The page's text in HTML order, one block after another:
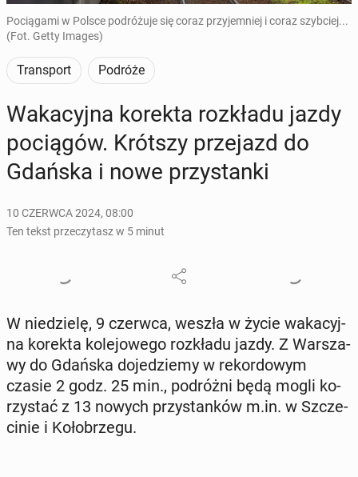
Pociągami w Polsce podróżuje się coraz przyjemniej i coraz szybciej...
(Fot. Getty Images)
Transport Podróże
Wa­ka­cyj­na korekta roz­kła­du jazdy
po­cią­gów. Krótszy prze­jazd do
Gdańska i nowe przy­stan­ki
10 CZERWCA 2024, 08:00
Ten tekst przeczytasz w 5 minut
W nie­dzie­lę, 9 czerwca, weszła w życie wa­ka­cyj­
na korekta ko­le­jo­we­go roz­kła­du jazdy. Z War­sza­
wy do Gdańska do­je­dzie­my w re­kor­do­wym
czasie 2 godz. 25 min., po­dróż­ni będą mogli ko­
rzy­stać z 13 nowych przy­stan­ków m.in. w Szcze­
ci­nie i Ko­ło­brze­gu.